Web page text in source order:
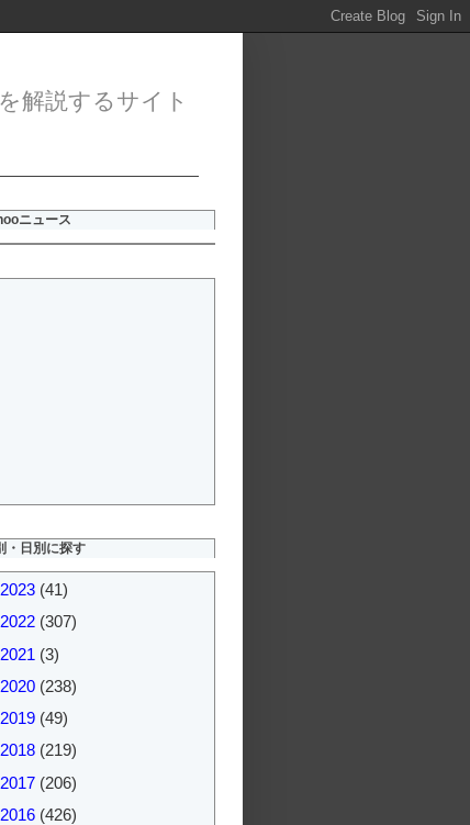
解説するサイト
ニュース
・日別に探す
2023 (41)
2022 (307)
2021 (3)
2020 (238)
2019 (49)
2018 (219)
2017 (206)
2016 (426)